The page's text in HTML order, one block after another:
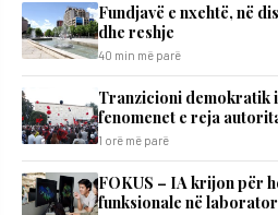
Fundjavë e nxehtë, në
dhe reshje
40 min më parë
Tranzicioni demokratik
fenomenet e reja
1 orë më parë
FOKUS – IA krijon për
funksionale në laborator